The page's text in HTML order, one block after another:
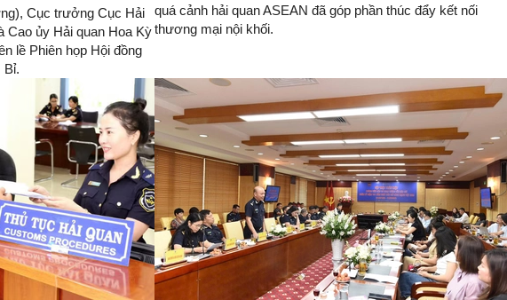
Cục trưởng Cục Hải
Cao ủy Hải quan Hoa Kỳ
lề Phiên họp Hội đồng
Bỉ.
quá cảnh hải quan ASEAN đã góp phần thúc đẩy kết nối
thương mại nội khối.